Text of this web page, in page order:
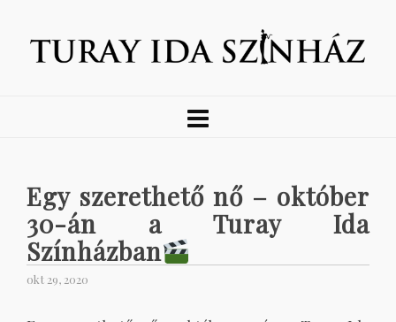
Egy szerethető nő – október
30-án a Turay Ida
Színházban
okt 29, 2020